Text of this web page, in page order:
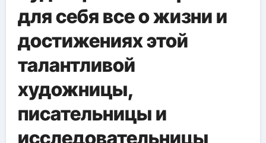
для себя все о жизни и
достижениях этой
талантливой
художницы,
писательницы и
исследовательницы